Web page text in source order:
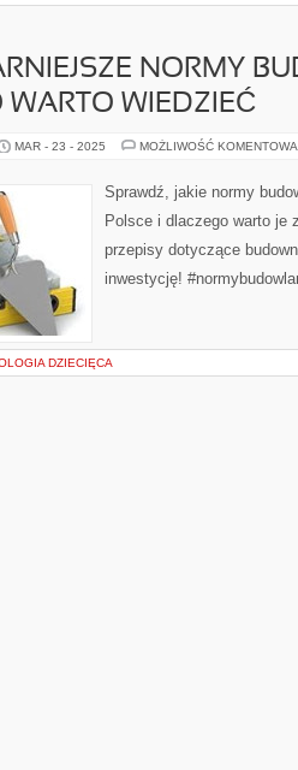
NORMY
WARTO WIEDZIEĆ
MAR - 23 - 2025 MOŻLIWOŚĆ
Sprawdź, jakie normy
Polsce i dlaczego warto je
przepisy dotyczące
inwestycję!
DZIECIĘCA